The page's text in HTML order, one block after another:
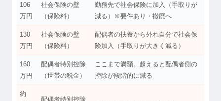
106
万円
社会保険の壁
（保険料）
勤務先で社会保険に加入（手取りが
減る）※要件あり・撤廃へ
130
万円
社会保険の壁
（保険料）
配偶者の扶養から外れ自分で社会保
険加入（手取りが大きく減る）
160
万円
配偶者特別控除
（世帯の税金）
ここまで満額。超えると配偶者側の
控除が段階的に減る
約
配偶者特別控除